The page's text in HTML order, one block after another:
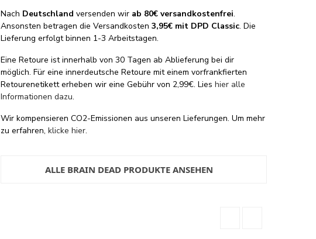
Nach Deutschland versenden wir ab 80€ versandkostenfrei.
Ansonsten betragen die Versandkosten3,95€ mit DPD Classic. Die
Lieferung erfolgt binnen 1-3 Arbeitstagen.
Eine Retoure ist innerhalb von 30 Tagen ab Ablieferung bei dir
möglich. Für eine innerdeutsche Retoure mit einem vorfrankfierten
Retourenetikett erheben wir eine Gebühr von 2,99€. Lieshier alle
Informationen dazu.
Wir kompensieren CO2-Emissionen aus unseren Lieferungen. Um mehr
zu erfahren,klicke hier.
ALLE BRAIN DEAD PRODUKTE ANSEHEN